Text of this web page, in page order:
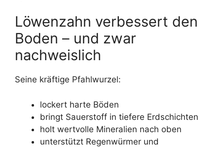
Löwenzahn verbessert den
Boden – und zwar
nachweislich
Seine kräftige Pfahlwurzel:
lockert harte Böden
bringt Sauerstoff in tiefere Erdschichten
holt wertvolle Mineralien nach oben
unterstützt Regenwürmer und